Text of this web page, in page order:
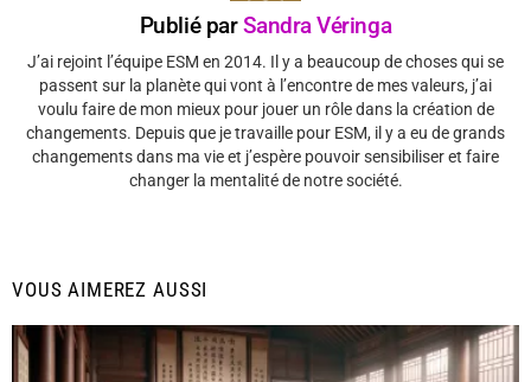
Publié parSandra Véringa
J’ai rejoint l’équipe ESM en 2014. Il y a beaucoup de choses qui se
passent sur la planète qui vont à l’encontre de mes valeurs, j’ai
voulu faire de mon mieux pour jouer un rôle dans la création de
changements. Depuis que je travaille pour ESM, il y a eu de grands
changements dans ma vie et j’espère pouvoir sensibiliser et faire
changer la mentalité de notre société.
VOUS AIMEREZ AUSSI